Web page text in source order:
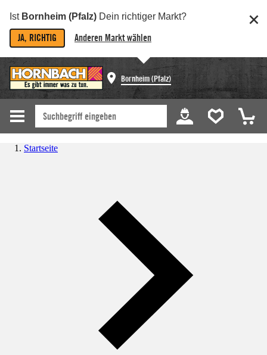
Ist Bornheim (Pfalz) Dein richtiger Markt?
JA, RICHTIG Anderen Markt wählen
Bornheim (Pfalz)
Startseite